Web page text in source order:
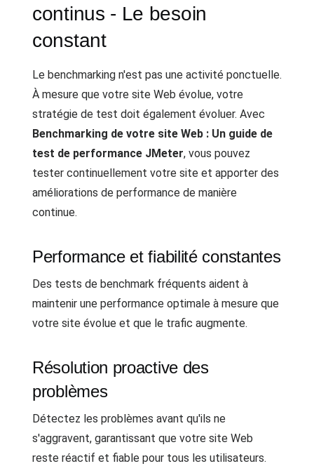
continus - Le besoin
constant
Le benchmarking n'est pas une activité ponctuelle.
À mesure que votre site Web évolue, votre
stratégie de test doit également évoluer. Avec
Benchmarking de votre site Web : Un guide de
test de performance JMeter, vous pouvez
tester continuellement votre site et apporter des
améliorations de performance de manière
continue.
Performance et fiabilité constantes
Des tests de benchmark fréquents aident à
maintenir une performance optimale à mesure que
votre site évolue et que le trafic augmente.
Résolution proactive des
problèmes
Détectez les problèmes avant qu'ils ne
s'aggravent, garantissant que votre site Web
reste réactif et fiable pour tous les utilisateurs.